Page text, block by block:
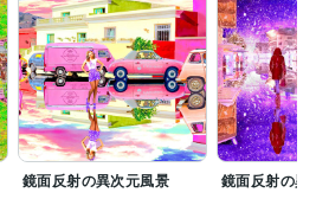
年3月 ~ 1990年2月
鏡面反射の異次元風景 鏡面反射の異